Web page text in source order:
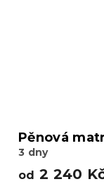
Pěnová
3 dny
od 2 240